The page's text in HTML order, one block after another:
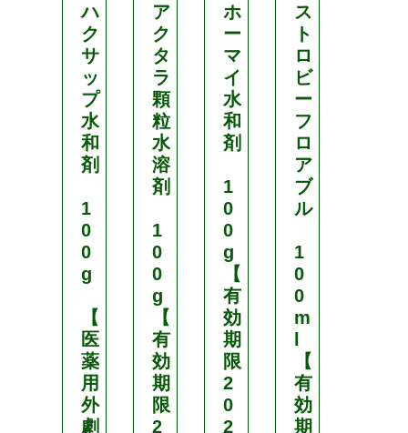
ハ
ク
サ
ッ
プ
水
和
剤
1
0
0
g
【
医
薬
用
外
劇
ア
ク
タ
ラ
顆
粒
水
溶
剤
1
0
0
g
【
有
効
期
限
2
ホ
ー
マ
イ
水
和
剤
1
0
0
g
【
有
効
期
限
2
0
2
ス
ト
ロ
ビ
ー
フ
ロ
ア
ブ
ル
1
0
0
m
l
【
有
効
期